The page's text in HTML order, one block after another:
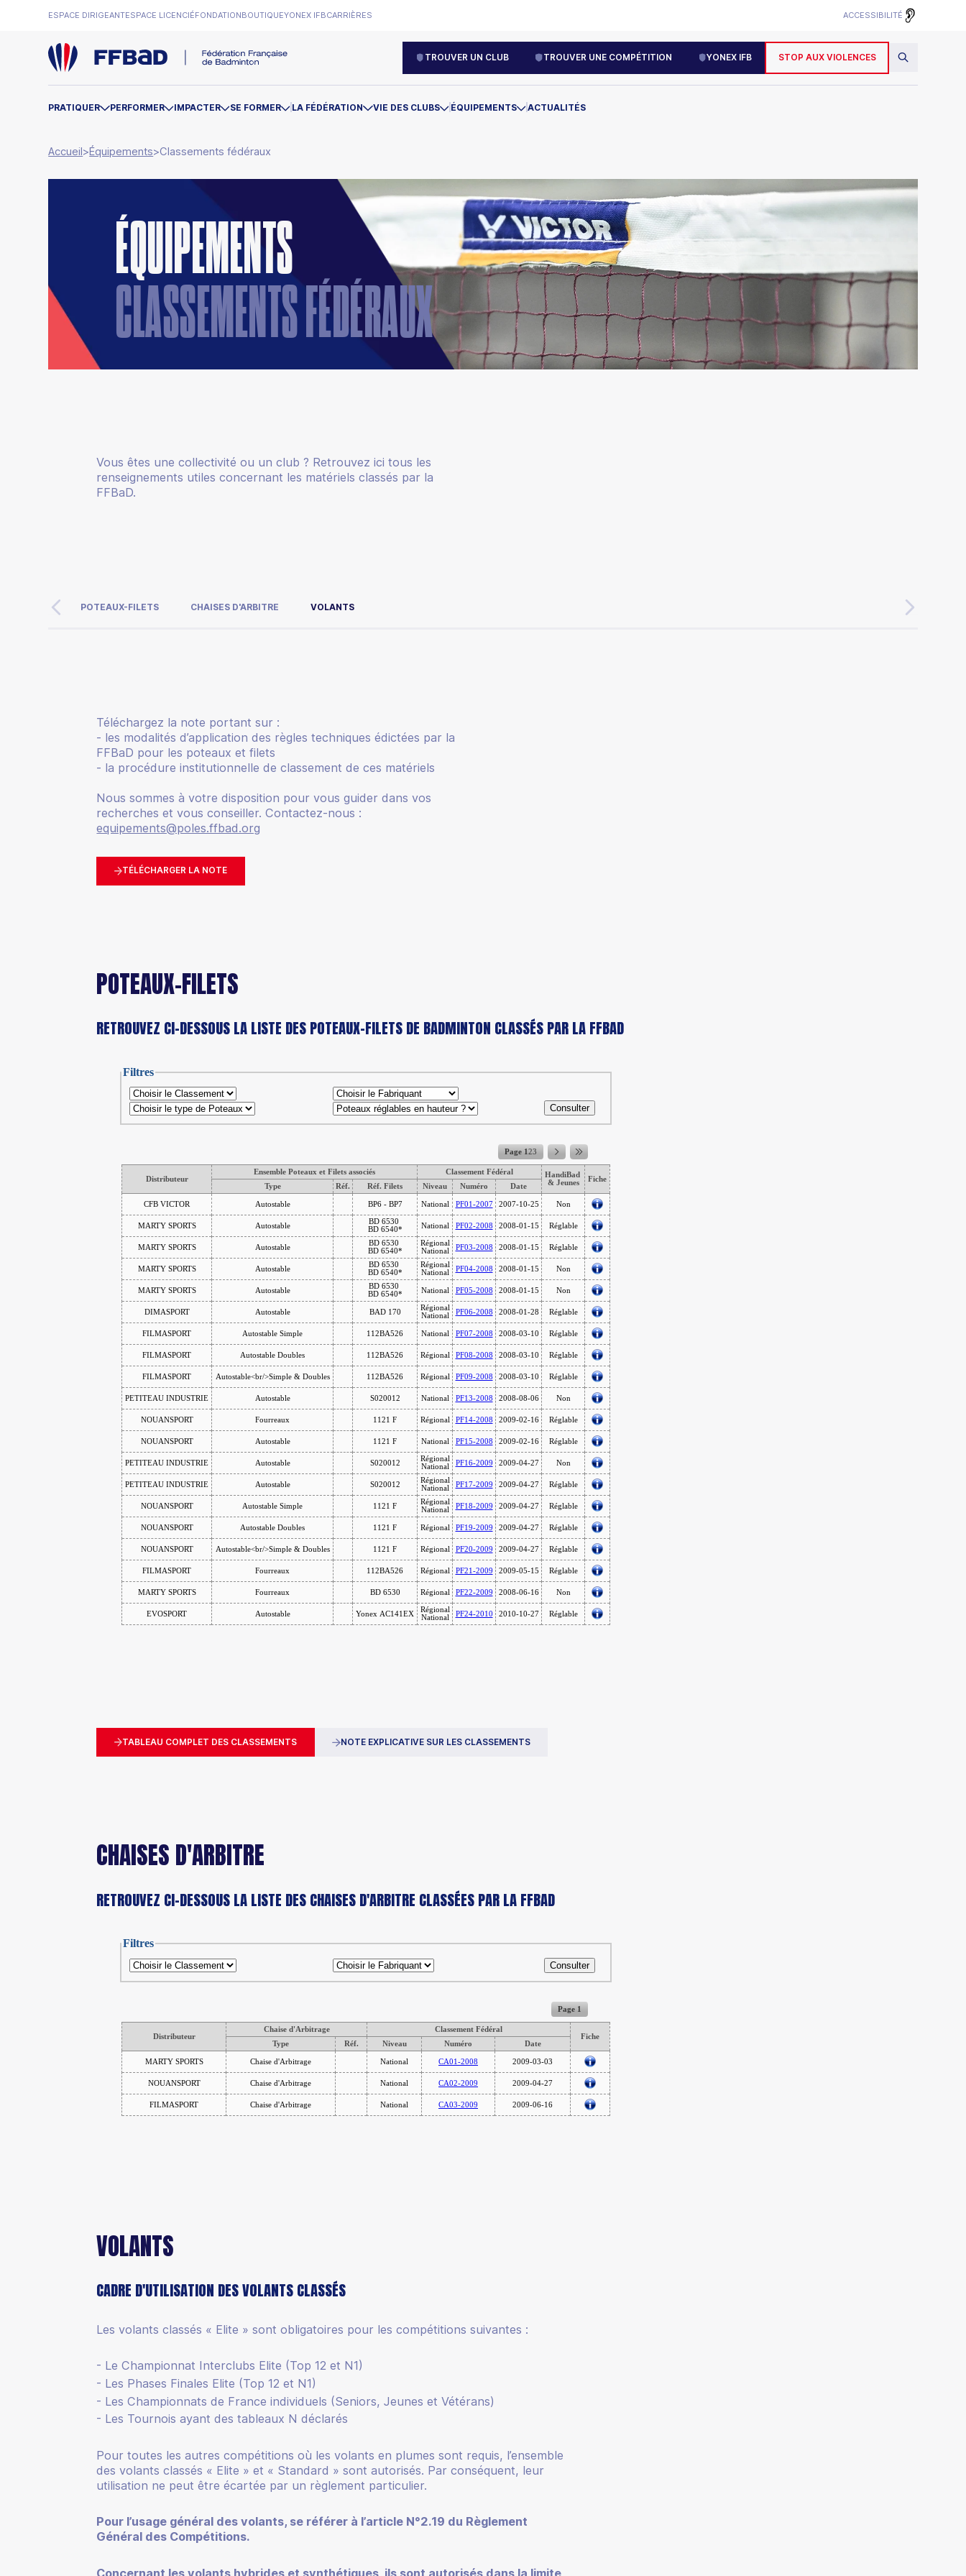
ESPACE DIRIGEANTESPACE LICENCIÉFONDATIONBOUTIQUEYONEX IFBCARRIÈRES ACCESSIBILITÉ
TROUVER UN CLUB TROUVER UNE COMPÉTITION YONEX IFB STOP AUX VIOLENCES
PRATIQUER PERFORMER IMPACTER SE FORMER LA FÉDÉRATION VIE DES CLUBS ÉQUIPEMENTS ACTUALITÉS
Accueil>Équipements>Classements fédéraux
ÉQUIPEMENTS
CLASSEMENTS FÉDÉRAUX
Vous êtes une collectivité ou un club ? Retrouvez ici tous les
renseignements utiles concernant les matériels classés par la
FFBaD.
POTEAUX-FILETS CHAISES D'ARBITRE VOLANTS
Téléchargez la note portant sur :
- les modalités d’application des règles techniques édictées par la
FFBaD pour les poteaux et filets
- la procédure institutionnelle de classement de ces matériels
Nous sommes à votre disposition pour vous guider dans vos
recherches et vous conseiller. Contactez-nous :
equipements@poles.ffbad.org
TÉLÉCHARGER LA NOTE
POTEAUX-FILETS
RETROUVEZ CI-DESSOUS LA LISTE DES POTEAUX-FILETS DE BADMINTON CLASSÉS PAR LA FFBAD
TABLEAU COMPLET DES CLASSEMENTS NOTE EXPLICATIVE SUR LES CLASSEMENTS
CHAISES D'ARBITRE
RETROUVEZ CI-DESSOUS LA LISTE DES CHAISES D'ARBITRE CLASSÉES PAR LA FFBAD
VOLANTS
CADRE D'UTILISATION DES VOLANTS CLASSÉS
Les volants classés « Elite » sont obligatoires pour les compétitions suivantes :
Le Championnat Interclubs Elite (Top 12 et N1)
Les Phases Finales Elite (Top 12 et N1)
Les Championnats de France individuels (Seniors, Jeunes et Vétérans)
Les Tournois ayant des tableaux N déclarés
Pour toutes les autres compétitions où les volants en plumes sont requis, l’ensemble
des volants classés « Elite » et « Standard » sont autorisés. Par conséquent, leur
utilisation ne peut être écartée par un règlement particulier.
Pour l’usage général des volants, se référer à l’article N°2.19 du Règlement
Général des Compétitions.
Concernant les volants hybrides et synthétiques, ils sont autorisés dans la limite